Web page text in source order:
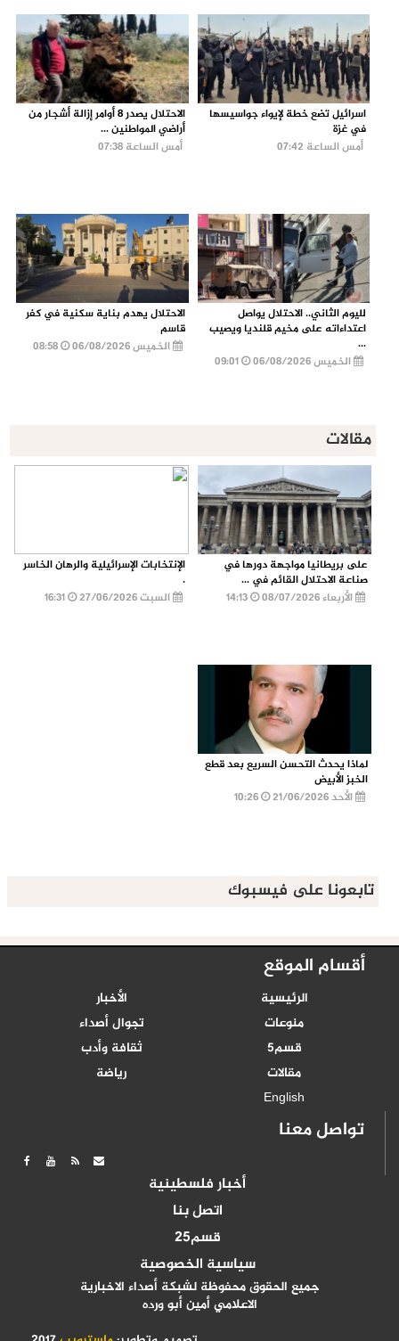
اسرائيل تضع خطة لإيواء جواسيسها
في غزة
أمس الساعة 07:42
الاحتلال يصدر 8 أوامر إزالة أشجار من
أراضي المواطنين ...
أمس الساعة 07:38
لليوم الثاني.. الاحتلال يواصل
اعتداءاته على مخيم قلنديا ويصيب
...
الخميس 06/08/2026
الاحتلال يهدم بناية سكنية في كفر
قاسم
الخميس 06/08/2026
08:58
مقالات
على بريطانيا مواجهة دورها في
صناعة الاحتلال القائم في ...
الأربعاء 08/07/2026
الإنتخابات الإسرائيلية والرهان الخاسر
.
السبت 27/06/2026
16:31
لماذا يحدث التحسن السريع بعد قطع
الخبز الأبيض
الأحد 21/06/2026
تابعونا على فيسبوك
أقسام الموقع
الرئيسية
الأخبار
منوعات
تجوال أصداء
قسم5
ثقافة وأدب
مقالات
رياضة
English
تواصل معنا
أخبار فلسطينية
اتصل بنا
قسم25
سياسية الخصوصية
جميع الحقوق محفوظة لشبكة أصداء الاخبارية
الاعلامي أمين أبو ورده